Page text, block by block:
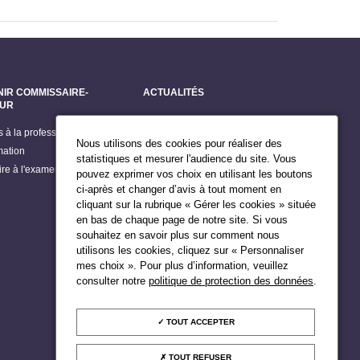
COMMISSAIRE-
à la profession
à l'examen d'accès
ACTUALITÉS
Grands dossiers
Billets du Président
Publications
Agenda du Président
Nous utilisons des cookies pour réaliser des
statistiques et mesurer l'audience du site. Vous
pouvez exprimer vos choix en utilisant les boutons
ci-après et changer d’avis à tout moment en
cliquant sur la rubrique « Gérer les cookies » située
en bas de chaque page de notre site. Si vous
souhaitez en savoir plus sur comment nous
utilisons les cookies, cliquez sur « Personnaliser
mes choix ». Pour plus d’information, veuillez
consulter notrepolitique de protection des données.
TOUT ACCEPTER
TOUT REFUSER